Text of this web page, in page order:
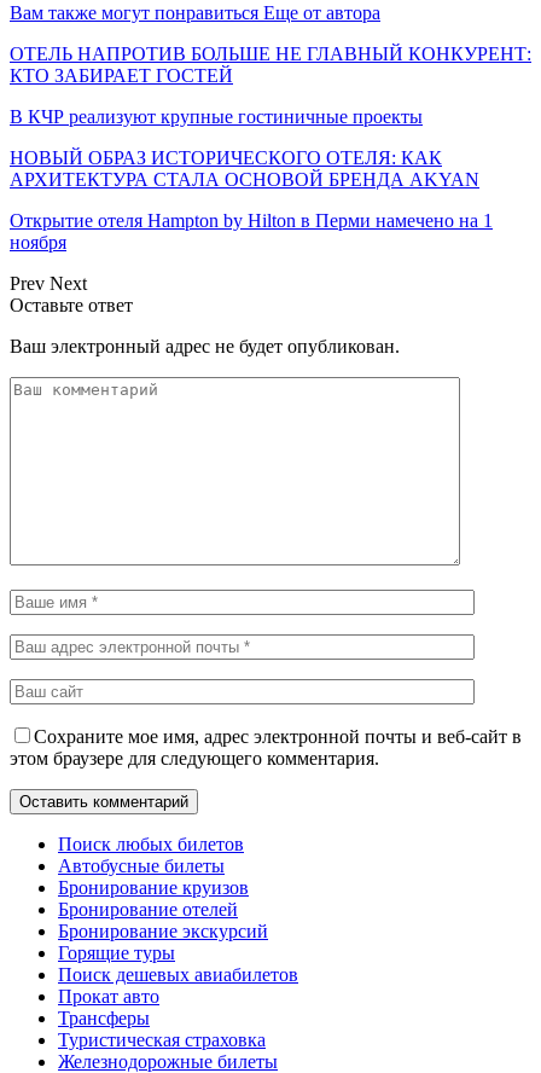
Вам также могут понравиться Еще от автора
ОТЕЛЬ НАПРОТИВ БОЛЬШЕ НЕ ГЛАВНЫЙ КОНКУРЕНТ:
КТО ЗАБИРАЕТ ГОСТЕЙ
В КЧР реализуют крупные гостиничные проекты
НОВЫЙ ОБРАЗ ИСТОРИЧЕСКОГО ОТЕЛЯ: КАК
АРХИТЕКТУРА СТАЛА ОСНОВОЙ БРЕНДА AKYAN
Открытие отеля Hampton by Hilton в Перми намечено на 1
ноября
Prev Next
Оставьте ответ
Ваш электронный адрес не будет опубликован.
Сохраните мое имя, адрес электронной почты и веб-сайт в
этом браузере для следующего комментария.
Поиск любых билетов
Автобусные билеты
Бронирование круизов
Бронирование отелей
Бронирование экскурсий
Горящие туры
Поиск дешевых авиабилетов
Прокат авто
Трансферы
Туристическая страховка
Железнодорожные билеты